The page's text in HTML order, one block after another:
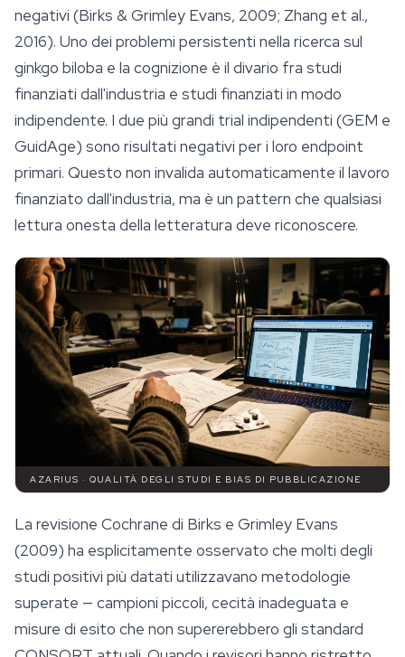
negativi (Birks & Grimley Evans, 2009; Zhang et al.,
2016). Uno dei problemi persistenti nella ricerca sul
ginkgo biloba e la cognizione è il divario fra studi
finanziati dall'industria e studi finanziati in modo
indipendente. I due più grandi trial indipendenti (GEM e
GuidAge) sono risultati negativi per i loro endpoint
primari. Questo non invalida automaticamente il lavoro
finanziato dall'industria, ma è un pattern che qualsiasi
lettura onesta della letteratura deve riconoscere.
AZARIUS · QUALITÀ DEGLI STUDI E BIAS DI PUBBLICAZIONE
La revisione Cochrane di Birks e Grimley Evans
(2009) ha esplicitamente osservato che molti degli
studi positivi più datati utilizzavano metodologie
superate — campioni piccoli, cecità inadeguata e
misure di esito che non supererebbero gli standard